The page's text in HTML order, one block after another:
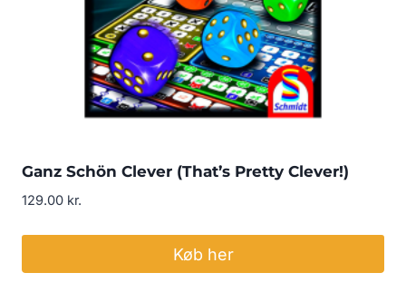
Ganz Schön Clever (That’s Pretty Clever!)
129.00 kr.
Køb her